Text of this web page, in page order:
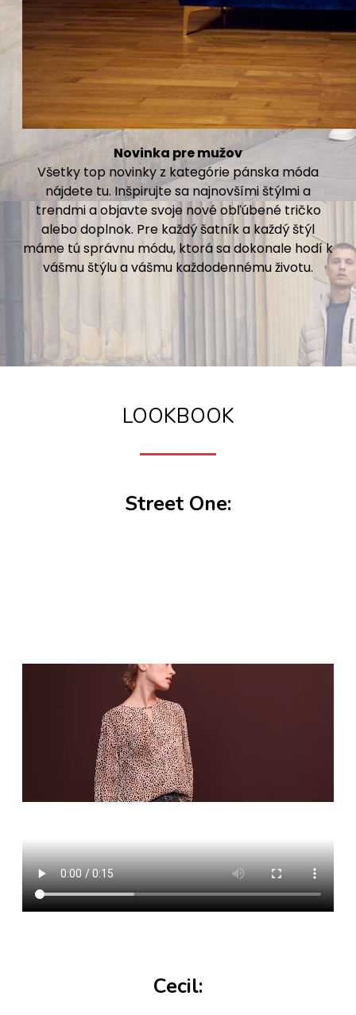
Novinka pre mužov
Všetky top novinky z kategórie pánska móda
nájdete tu. Inšpirujte sa najnovšími štýlmi a
trendmi a objavte svoje nové obľúbené tričko
alebo doplnok. Pre každý šatník a každý štýl
máme tú správnu módu, ktorá sa dokonale hodí k
vášmu štýlu a vášmu každodennému životu.
LOOKBOOK
Street One:
Cecil: